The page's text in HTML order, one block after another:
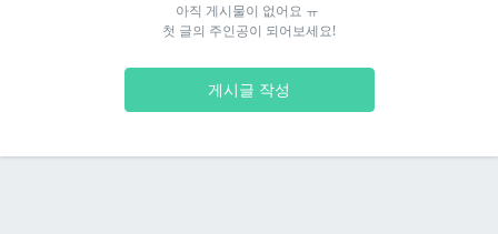
아직 게시물이 없어요 ㅠ
첫 글의 주인공이 되어보세요!
게시글 작성